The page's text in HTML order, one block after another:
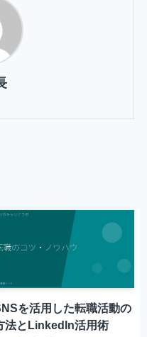
を活用した転職活動の
法とLinkedIn活用術